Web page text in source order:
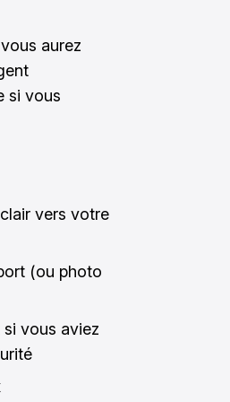
aurez
si vous
vers votre
(ou photo
vous aviez